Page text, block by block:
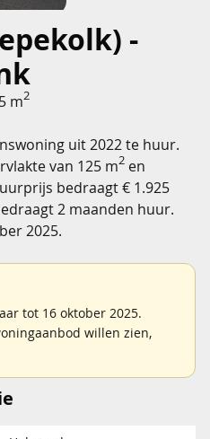
-
m2
uit 2022 te huur.
van 125 m2 en
bedraagt € 1.925
2 maanden huur.
2025.
tot 16 oktober 2025.
willen zien,